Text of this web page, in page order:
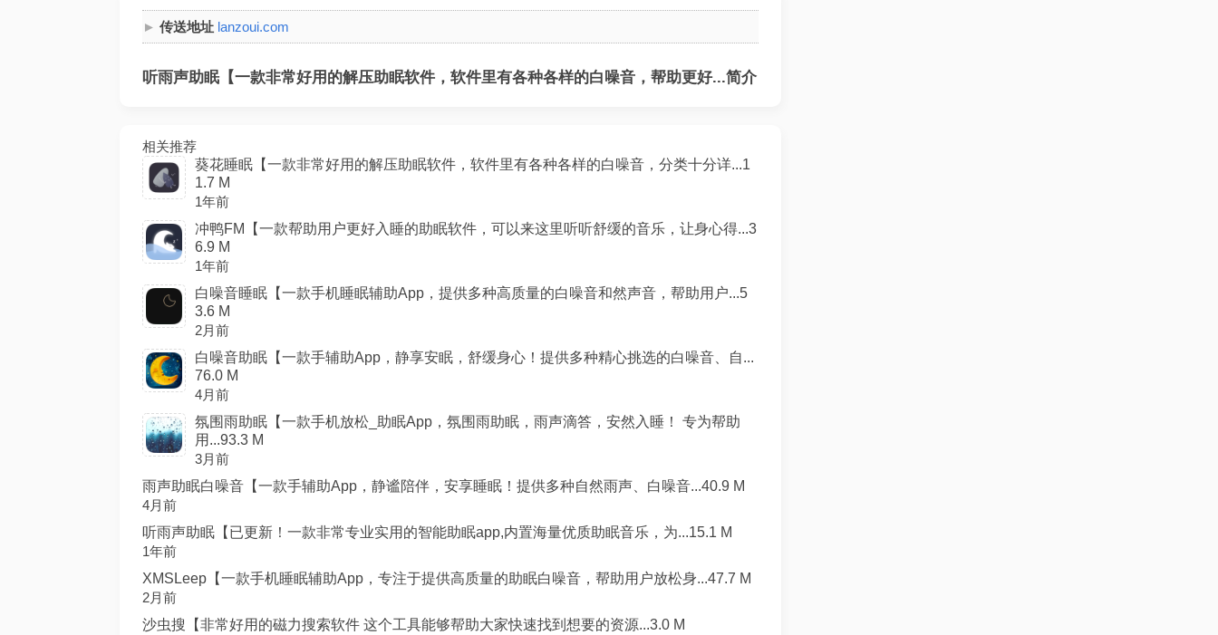
传送地址 lanzoui.com
听雨声助眠【一款非常好用的解压助眠软件，软件里有各种各样的白噪音，帮助更好...简介
相关推荐
葵花睡眠【一款非常好用的解压助眠软件，软件里有各种各样的白噪音，分类十分详...1
1.7 M
1年前
冲鸭FM【一款帮助用户更好入睡的助眠软件，可以来这里听听舒缓的音乐，让身心得...3
6.9 M
1年前
白噪音睡眠【一款手机睡眠辅助App，提供多种高质量的白噪音和然声音，帮助用户...5
3.6 M
2月前
白噪音助眠【一款手辅助App，静享安眠，舒缓身心！提供多种精心挑选的白噪音、自...
76.0 M
4月前
氛围雨助眠【一款手机放松_助眠App，氛围雨助眠，雨声滴答，安然入睡！ 专为帮助
用...93.3 M
3月前
雨声助眠白噪音【一款手辅助App，静谧陪伴，安享睡眠！提供多种自然雨声、白噪音...40.9 M
4月前
听雨声助眠【已更新！一款非常专业实用的智能助眠app,内置海量优质助眠音乐，为...15.1 M
1年前
XMSLeep【一款手机睡眠辅助App，专注于提供高质量的助眠白噪音，帮助用户放松身...47.7 M
2月前
沙虫搜【非常好用的磁力搜索软件 这个工具能够帮助大家快速找到想要的资源...3.0 M